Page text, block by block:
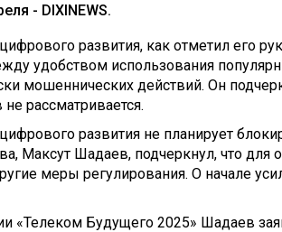
- DIXINEWS.
развития, как отметил его
удобством использования
мошеннических действий. Он
рассматривается.
развития не планирует
Максут Шадаев, подчеркнул, что для
меры регулирования. О начале
«Телеком Будущего 2025» Шадаев